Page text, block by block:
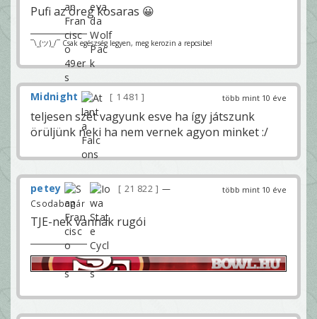
Pufi az öreg kosaras 😀
¯\_(ツ)_/¯ Csak egészség legyen, meg kerozin a repcsibe!
több mint 10 éve
Midnight 1 481
teljesen szét vagyunk esve ha így játszunk
örüljünk neki ha nem vernek agyon minket :/
több mint 10 éve
petey 21 822
—
Csodabogár
TJE-nek vannak rugói